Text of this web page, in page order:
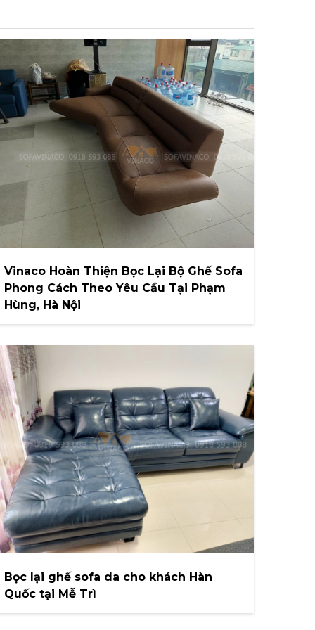
Vinaco Hoàn Thiện Bọc Lại Bộ Ghế Sofa
Phong Cách Theo Yêu Cầu Tại Phạm
Hùng, Hà Nội
Bọc lại ghế sofa da cho khách Hàn
Quốc tại Mễ Trì